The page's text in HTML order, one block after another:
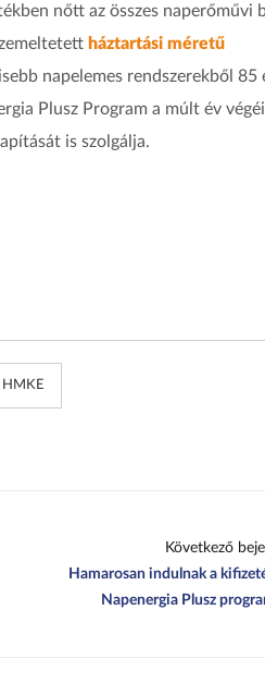
nőtt az összes naperőművi
háztartási méretű
napelemes rendszerekből 85
Plusz Program a múlt év
is szolgálja.
HMKE
Következő
Hamarosan indulnak a
Napenergia Plusz